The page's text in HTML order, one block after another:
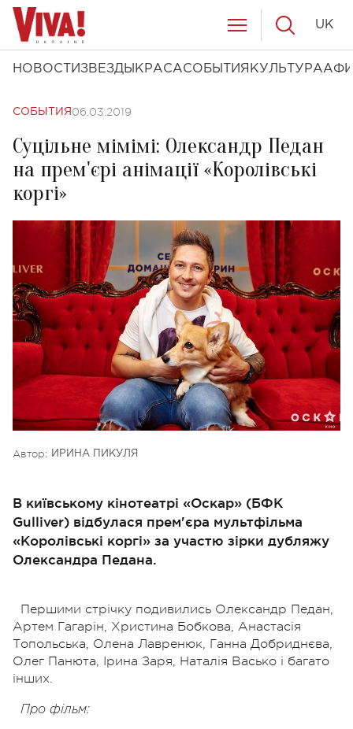
НОВОСТИ ЗВЕЗДЫ КРАСАСОБЫТИЯ КУЛЬТУРА
UK
СОБЫТИЯ 06.03.2019
Суцільне мімімі: Олександр Педан
на прем'єрі анімації «Королівські
коргі»
Автор: ИРИНА ПИКУЛЯ
В київському кінотеатрі «Оскар» (БФК
Gulliver) відбулася прем'єра мультфільма
«Королівські коргі» за участю зірки дубляжу
Олександра Педана.
Першими стрічку подивились Олександр Педан,
Артем Гагарін, Христина Бобкова, Анастасія
Топольська, Олена Лавренюк, Ганна Добриднєва,
Олег Панюта, Ірина Заря, Наталія Васько і багато
інших.
Про фільм: